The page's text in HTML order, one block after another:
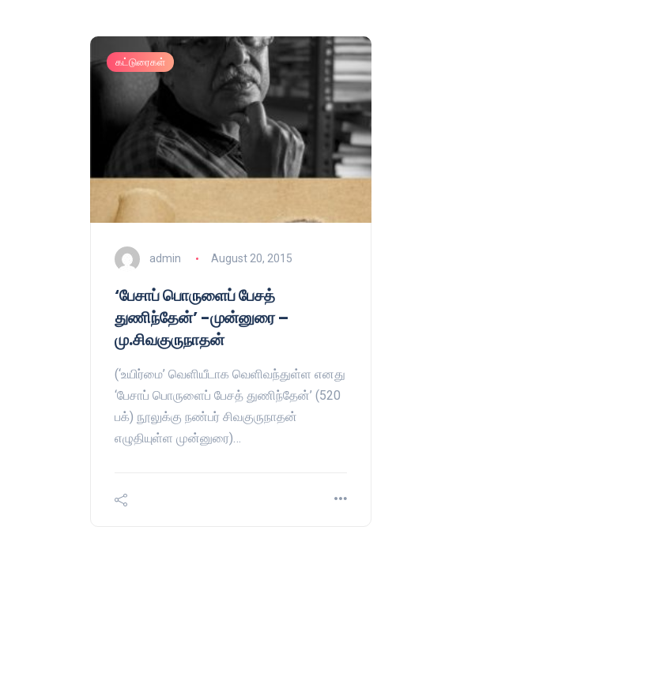
கட்டுரைகள்
admin August 20, 2015
‘பேசாப் பொருளைப் பேசத்
துணிந்தேன்’ -முன்னுரை –
மு.சிவகுருநாதன்
(‘உயிர்மை’ வெளியீடாக வெளிவந்துள்ள எனது
‘பேசாப் பொருளைப் பேசத் துணிந்தேன்’ (520
பக்) நூலுக்கு நண்பர் சிவகுருநாதன்
எழுதியுள்ள முன்னுரை)…